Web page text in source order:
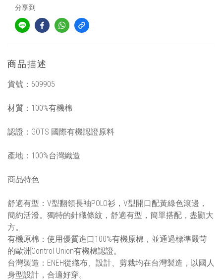
分享到
商品描述
貨號： 609905
材質：100%有機棉
認證：GOTS 國際有機認證原料
產地：100%台灣織造
商品特色
舒適有型：V型翻領長袖POLO衫，V型開口配黃綠色滾邊，
簡約活潑。獨特的針織條紋，舒適有型，簡單搭配，盡顯大
方。
有機原棉：使用優質進口100%有機原棉，並通過標準嚴苛
的歐洲Control Union有機棉認證。
台灣製造：ENEH從織布、設計、剪裁均在台灣製造，以國人
身型設計，合適好穿。